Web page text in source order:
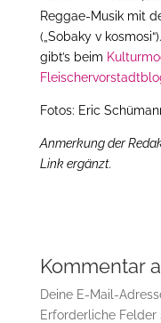
Reggae-Musik mit
(„Sobaky v
gibt’s beim
Fotos: Eric
Anmerkung der
Link ergänzt.
Kommentar
Deine E-Mail-
Erforderliche Felder